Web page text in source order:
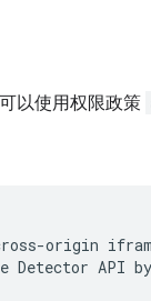
以使用权限政策
origin
Detector API by